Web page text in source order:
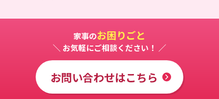
家事のお困りごと
＼ お気軽にご相談ください！ ／
お問い合わせはこちら